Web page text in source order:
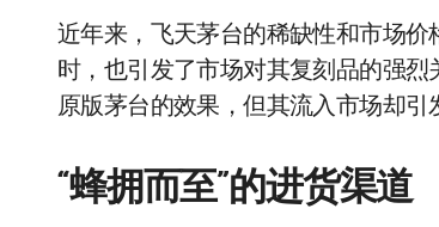
近年来，飞天茅台的稀缺性和市场
时，也引发了市场对其复刻品的强
原版茅台的效果，但其流入市场却引
“蜂拥而至”的进货渠道